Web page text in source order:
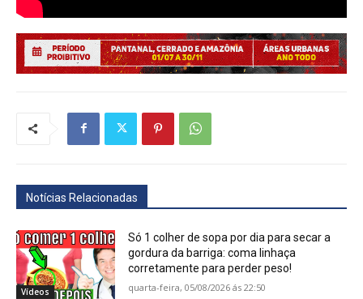
Notícias Relacionadas
Vídeos
Só 1 colher de sopa por dia para secar a
gordura da barriga: coma linhaça
corretamente para perder peso!
quarta-feira, 05/08/2026 ás 22:50